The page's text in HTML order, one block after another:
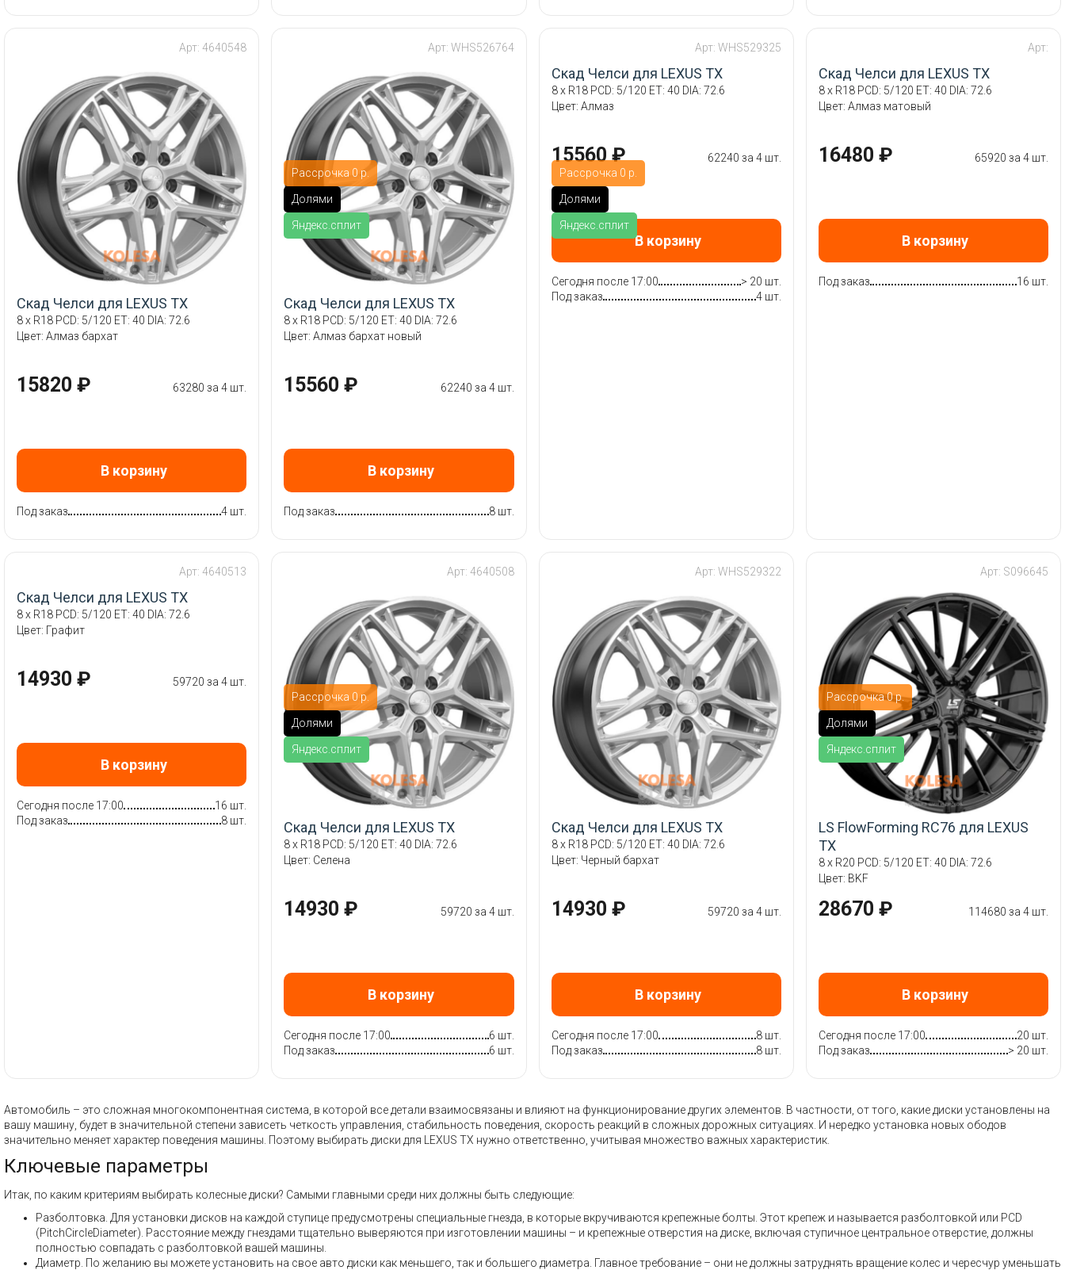
Арт: 4640548
Скад Челси для LEXUS TX
8 x R18 PCD: 5/120 ET: 40 DIA: 72.6
Цвет: Алмаз бархат
15820 ₽ 63280 за 4 шт.
В корзину
Под заказ 4 шт.
Рассрочка 0 р.
Долями
Яндекс.сплит
Арт: WHS526764
Скад Челси для LEXUS TX
8 x R18 PCD: 5/120 ET: 40 DIA: 72.6
Цвет: Алмаз бархат новый
15560 ₽ 62240 за 4 шт.
В корзину
Под заказ 8 шт.
Рассрочка 0 р.
Долями
Яндекс.сплит
Арт: WHS529325
Скад Челси для LEXUS TX
8 x R18 PCD: 5/120 ET: 40 DIA: 72.6
Цвет: Алмаз
15560 ₽ 62240 за 4 шт.
В корзину
Сегодня после 17:00
> 20 шт.
Под заказ
4 шт.
Арт:
Скад Челси для LEXUS TX
8 x R18 PCD: 5/120 ET: 40 DIA: 72.6
Цвет: Алмаз матовый
16480 ₽ 65920 за 4 шт.
В корзину
Под заказ 16 шт.
Арт: 4640513
Скад Челси для LEXUS TX
8 x R18 PCD: 5/120 ET: 40 DIA: 72.6
Цвет: Графит
14930 ₽ 59720 за 4 шт.
В корзину
Сегодня после 17:00
16 шт.
Под заказ
8 шт.
Рассрочка 0 р.
Долями
Яндекс.сплит
Арт: 4640508
Скад Челси для LEXUS TX
8 x R18 PCD: 5/120 ET: 40 DIA: 72.6
Цвет: Селена
14930 ₽ 59720 за 4 шт.
В корзину
Сегодня после 17:00
6 шт.
Под заказ
6 шт.
Арт: WHS529322
Скад Челси для LEXUS TX
8 x R18 PCD: 5/120 ET: 40 DIA: 72.6
Цвет: Черный бархат
14930 ₽ 59720 за 4 шт.
В корзину
Сегодня после 17:00
8 шт.
Под заказ
8 шт.
Рассрочка 0 р.
Долями
Яндекс.сплит
Арт: S096645
LS FlowForming RC76 для LEXUS
TX
8 x R20 PCD: 5/120 ET: 40 DIA: 72.6
Цвет: BKF
28670 ₽ 114680 за 4 шт.
В корзину
Сегодня после 17:00
20 шт.
Под заказ
> 20 шт.
Автомобиль – это сложная многокомпонентная система, в которой все детали взаимосвязаны и влияют на функционирование других элементов. В частности, от того, какие диски установлены на
вашу машину, будет в значительной степени зависеть четкость управления, стабильность поведения, скорость реакций в сложных дорожных ситуациях. И нередко установка новых ободов
значительно меняет характер поведения машины. Поэтому выбирать диски для LEXUS TX нужно ответственно, учитывая множество важных характеристик.
Ключевые параметры
Итак, по каким критериям выбирать колесные диски? Самыми главными среди них должны быть следующие:
Разболтовка. Для установки дисков на каждой ступице предусмотрены специальные гнезда, в которые вкручиваются крепежные болты. Этот крепеж и называется разболтовкой или PCD
(PitchCircleDiameter). Расстояние между гнездами тщательно выверяются при изготовлении машины – и крепежные отверстия на диске, включая ступичное центральное отверстие, должны
полностью совпадать с разболтовкой вашей машины.
Диаметр. По желанию вы можете установить на свое авто диски как меньшего, так и большего диаметра. Главное требование – они не должны затруднять вращение колес и чересчур уменьшать